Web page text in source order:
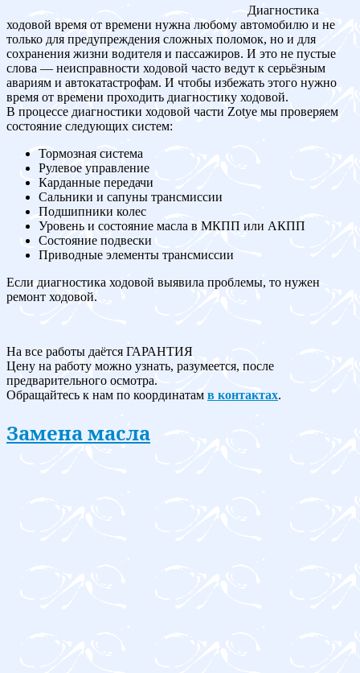
Диагностика
ходовой время от времени нужна любому автомобилю и не
только для предупреждения сложных поломок, но и для
сохранения жизни водителя и пассажиров. И это не пустые
слова — неисправности ходовой часто ведут к серьёзным
авариям и автокатастрофам. И чтобы избежать этого нужно
время от времени проходить диагностику ходовой.
В процессе диагностики ходовой части Zotye мы проверяем
состояние следующих систем:
Тормозная система
Рулевое управление
Карданные передачи
Сальники и сапуны трансмиссии
Подшипники колес
Уровень и состояние масла в МКПП или АКПП
Состояние подвески
Приводные элементы трансмиссии
Если диагностика ходовой выявила проблемы, то нужен
ремонт ходовой.
На все работы даётся ГАРАНТИЯ
Цену на работу можно узнать, разумеется, после
предварительного осмотра.
Обращайтесь к нам по координатам в контактах.
Замена масла